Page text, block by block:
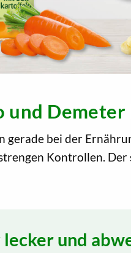
und
bei der
Kontrollen.
und